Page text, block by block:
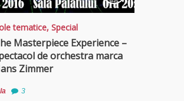
tematice, Special
Masterpiece Experience –
de orchestra marca
Zimmer
3